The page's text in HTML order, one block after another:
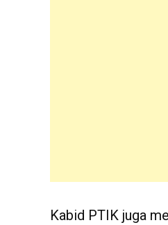
Kabid PTIK juga